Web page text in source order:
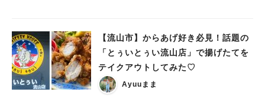
【流山市】からあげ好き必見！話題の
「とぅいとぅい流山店」で揚げたてを
テイクアウトしてみた♡
Ayuuまま
人気のキーワード
#ラーメン#ショッピング #カフェ #スイーツ